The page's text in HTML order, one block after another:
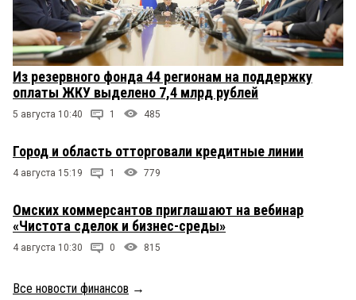
Из резервного фонда 44 регионам на поддержку
оплаты ЖКУ выделено 7,4 млрд рублей
5 августа 10:40 1 485
Город и область отторговали кредитные линии
4 августа 15:19 1 779
Омских коммерсантов приглашают на вебинар
«Чистота сделок и бизнес-среды»
4 августа 10:30 0 815
Все новости финансов →